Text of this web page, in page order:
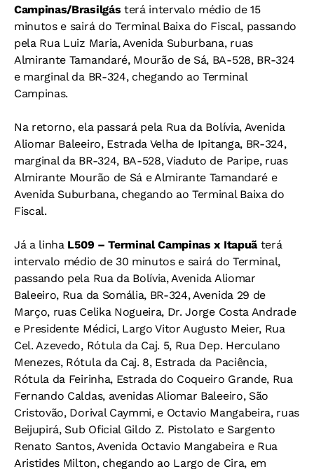
Campinas/Brasilgás terá intervalo médio de 15
minutos e sairá do Terminal Baixa do Fiscal, passando
pela Rua Luiz Maria, Avenida Suburbana, ruas
Almirante Tamandaré, Mourão de Sá, BA-528, BR-324
e marginal da BR-324, chegando ao Terminal
Campinas.
Na retorno, ela passará pela Rua da Bolívia, Avenida
Aliomar Baleeiro, Estrada Velha de Ipitanga, BR-324,
marginal da BR-324, BA-528, Viaduto de Paripe, ruas
Almirante Mourão de Sá e Almirante Tamandaré e
Avenida Suburbana, chegando ao Terminal Baixa do
Fiscal.
Já a linha L509 – Terminal Campinas x Itapuãterá
intervalo médio de 30 minutos e sairá do Terminal,
passando pela Rua da Bolívia, Avenida Aliomar
Baleeiro, Rua da Somália, BR-324, Avenida 29 de
Março, ruas Celika Nogueira, Dr. Jorge Costa Andrade
e Presidente Médici, Largo Vitor Augusto Meier, Rua
Cel. Azevedo, Rótula da Caj. 5, Rua Dep. Herculano
Menezes, Rótula da Caj. 8, Estrada da Paciência,
Rótula da Feirinha, Estrada do Coqueiro Grande, Rua
Fernando Caldas, avenidas Aliomar Baleeiro, São
Cristovão, Dorival Caymmi, e Octavio Mangabeira, ruas
Beijupirá, Sub Oficial Gildo Z. Pistolato e Sargento
Renato Santos, Avenida Octavio Mangabeira e Rua
Aristides Milton, chegando ao Largo de Cira, em